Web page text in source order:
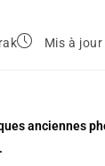
Mis à
anciennes